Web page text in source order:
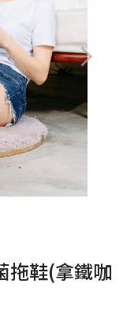
拖鞋(拿鐵咖